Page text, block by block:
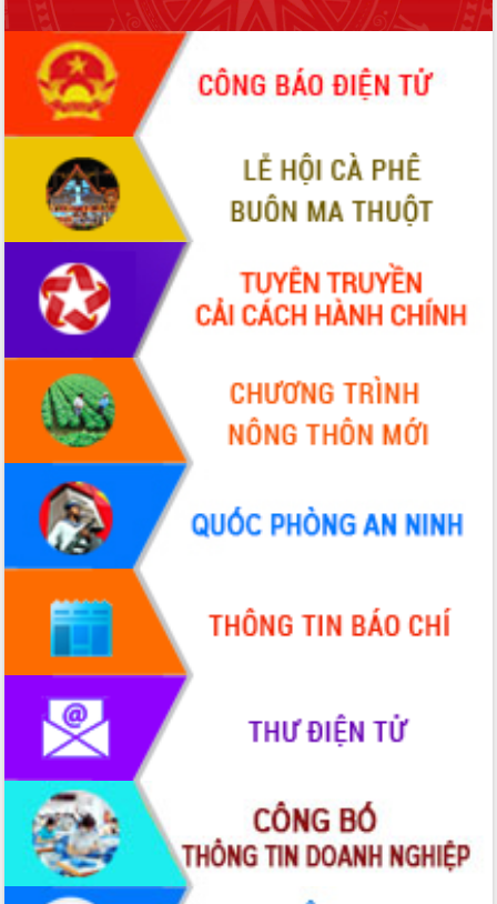
Đảm bảo cuộc bầu cử đại biểu Quốc
hội và đại biểu HĐND các cấp diễn ra
an toàn, hiệu quả, đúng quy định
Thủ tướng Chính phủ Phạm Minh Chính
kiểm tra, chỉ đạo hoàn thành các dự
án cao tốc và thăm khu tái định cư tại
Đắk Lắk
Sôi nổi Hội đua ngựa truyền thống Gò
Thì Thùng mừng Xuân Bính Ngọ 2026
Lãnh đạo tỉnh dâng hương tưởng niệm
tại Đập Đồng Cam đầu Xuân Bính Ngọ
Ngành nông nghiệp phấn đấu tăng
trưởng đạt 5,86% trong năm 2026
UBND tỉnh Đắk Lắk triển khai công tác
quốc phòng, quân sự địa phương năm
Đắk Lắk tập trung toàn lực khắc phục
tồn tại IUU, sẵn sàng làm việc với
Đoàn thanh tra EC
Chủ tịch UBND tỉnh Tạ Anh Tuấn thăm,
chúc mừng các bệnh viện nhân Ngày
Thầy thuốc Việt Nam
Rộn ràng lễ hội truyền thống Sông
nước Đà Nông lần thứ I năm 2026
Kỳ họp Chuyên đề lần thứ Năm, HĐND
tỉnh Đắk Lắk thông qua các nghị quyết
quan trọng
Thống nhất danh sách giới thiệu ứng
cử đại biểu Quốc hội khoá XVI và đại
biểu HĐND tỉnh Đắk Lắk, nhiệm kỳ
2026-2031
Phát động hai phong trào thi đua quan
trọng trong kỷ nguyên mới
Hội nghị lần thứ tư Ban Chỉ đạo công
tác bầu cử tỉnh Đắk Lắk
Hội nghị Báo cáo viên Trung ương
tháng 01/2026